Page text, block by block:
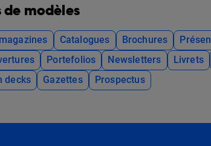
de modèles
Catalogues Brochures
Portefolios Newsletters Livrets
decks
Gazettes Prospectus